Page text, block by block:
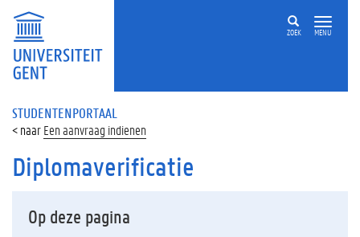
ZOEK MENU
STUDENTENPORTAAL
Een aanvraag indienen
Diplomaverificatie
Op deze pagina